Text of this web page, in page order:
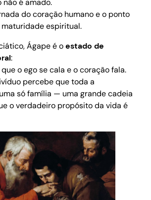
não é amado.
do coração humano e o ponto
espiritual.
Ágape é oestado de
:
o ego se cala e o coração fala.
percebe que toda a
só família — uma grande cadeia
o verdadeiro propósito da vida é